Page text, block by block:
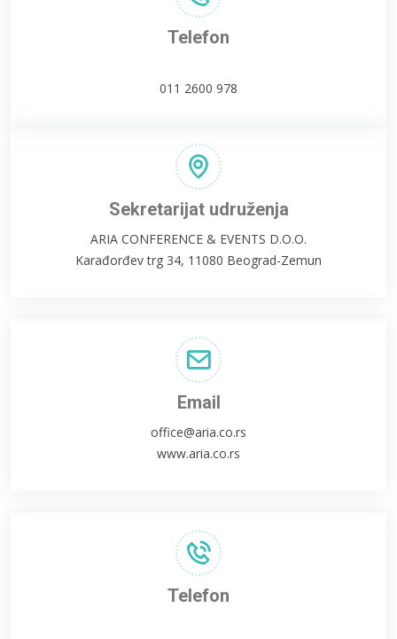
Telefon
011 2600 978
Sekretarijat udruženja
ARIA CONFERENCE & EVENTS D.O.O.
Karađorđev trg 34, 11080 Beograd-Zemun
Email
office@aria.co.rs
www.aria.co.rs
Telefon